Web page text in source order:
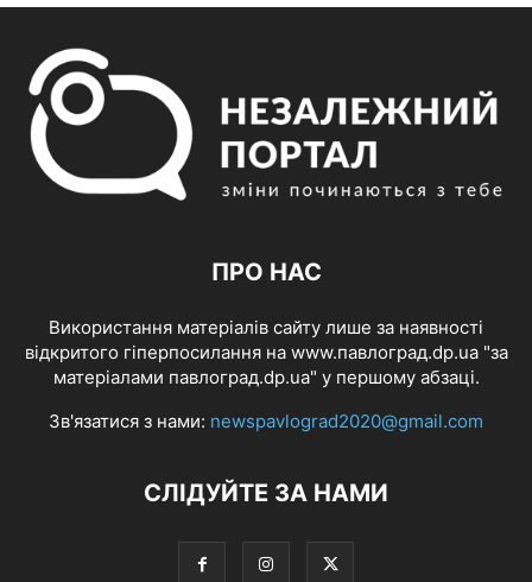
ПРО НАС
Використання матеріалів сайту лише за наявності
відкритого гіперпосилання на www.павлоград.dp.ua "за
матеріалами павлоград.dp.ua" у першому абзаці.
Зв'язатися з нами: newspavlograd2020@gmail.com
СЛІДУЙТЕ ЗА НАМИ